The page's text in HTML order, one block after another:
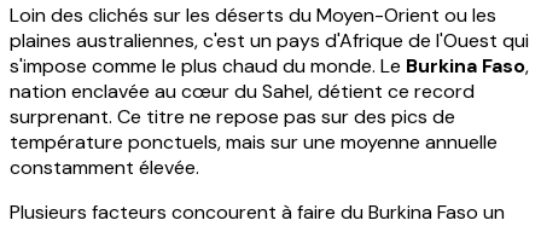
Loin des clichés sur les déserts du Moyen-Orient ou les
plaines australiennes, c'est un pays d'Afrique de l'Ouest qui
s'impose comme le plus chaud du monde. Le Burkina Faso,
nation enclavée au cœur du Sahel, détient ce record
surprenant. Ce titre ne repose pas sur des pics de
température ponctuels, mais sur une moyenne annuelle
constamment élevée.
Plusieurs facteurs concourent à faire du Burkina Faso un